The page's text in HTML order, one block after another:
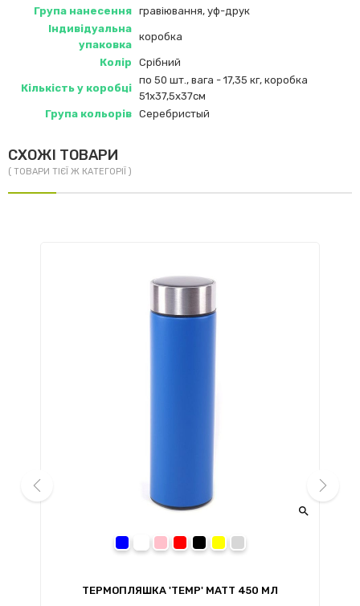
Група нанесення гравіювання, уф-друк
Індивідуальна
упаковка
коробка
Колір Срібний
Кількість у коробці
по 50 шт., вага - 17,35 кг, коробка
51х37,5х37см
Група кольорів Серебристый
СХОЖІ ТОВАРИ
( ТОВАРИ ТІЄЇ Ж КАТЕГОРІЇ )

ТЕРМОПЛЯШКА 'TEMP' MATT 450 МЛ